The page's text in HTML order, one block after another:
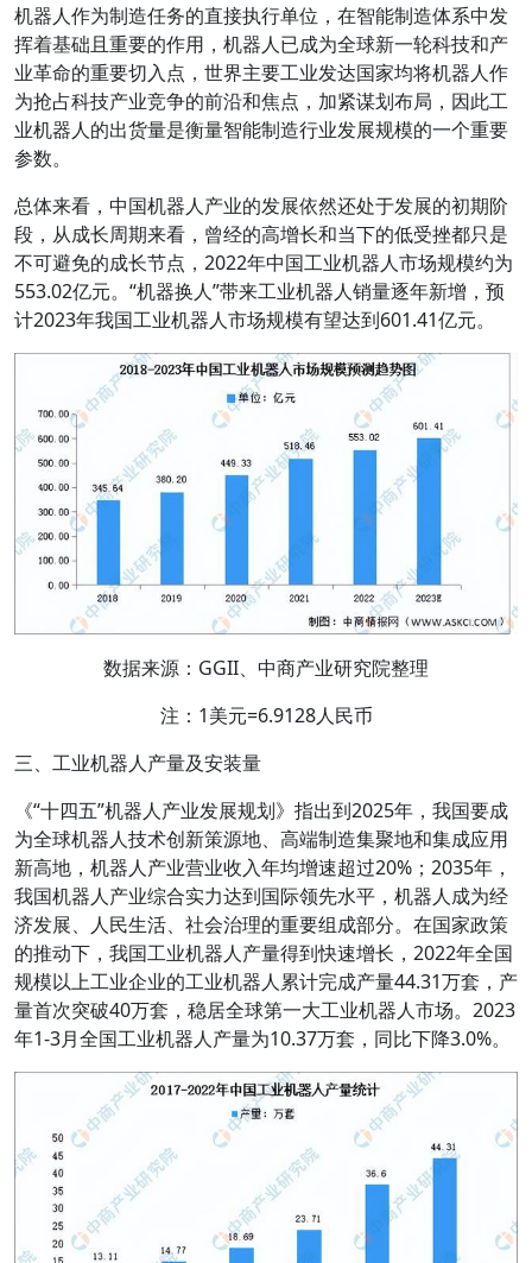
机器人作为制造任务的直接执行单位，在智能制造体系中发
挥着基础且重要的作用，机器人已成为全球新一轮科技和产
业革命的重要切入点，世界主要工业发达国家均将机器人作
为抢占科技产业竞争的前沿和焦点，加紧谋划布局，因此工
业机器人的出货量是衡量智能制造行业发展规模的一个重要
参数。
总体来看，中国机器人产业的发展依然还处于发展的初期阶
段，从成长周期来看，曾经的高增长和当下的低受挫都只是
不可避免的成长节点，2022年中国工业机器人市场规模约为
553.02亿元。“机器换人”带来工业机器人销量逐年新增，预
计2023年我国工业机器人市场规模有望达到601.41亿元。
数据来源：GGII、中商产业研究院整理
注：1美元=6.9128人民币
三、工业机器人产量及安装量
《“十四五”机器人产业发展规划》指出到2025年，我国要成
为全球机器人技术创新策源地、高端制造集聚地和集成应用
新高地，机器人产业营业收入年均增速超过20%；2035年，
我国机器人产业综合实力达到国际领先水平，机器人成为经
济发展、人民生活、社会治理的重要组成部分。在国家政策
的推动下，我国工业机器人产量得到快速增长，2022年全国
规模以上工业企业的工业机器人累计完成产量44.31万套，产
量首次突破40万套，稳居全球第一大工业机器人市场。2023
年1-3月全国工业机器人产量为10.37万套，同比下降3.0%。